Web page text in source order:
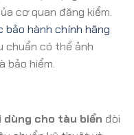
cơ quan đăng kiểm.
bảo hành chính hãng
chuẩn có thể ảnh
bảo hiểm.
dùng cho tàu biển đòi